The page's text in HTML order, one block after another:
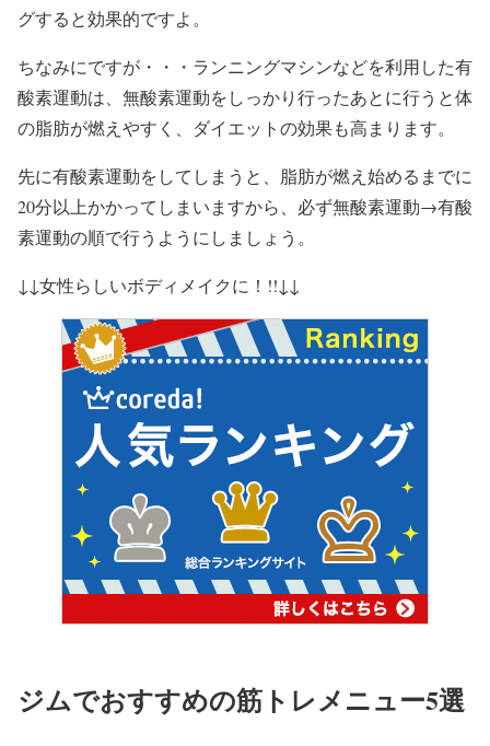
グすると効果的ですよ。
ちなみにですが・・・ランニングマシンなどを利用した有
酸素運動は、無酸素運動をしっかり行ったあとに行うと体
の脂肪が燃えやすく、ダイエットの効果も高まります。
先に有酸素運動をしてしまうと、脂肪が燃え始めるまでに
20分以上かかってしまいますから、必ず無酸素運動→有酸
素運動の順で行うようにしましょう。
↓↓女性らしいボディメイクに！!!↓↓
ジムでおすすめの筋トレメニュー5選